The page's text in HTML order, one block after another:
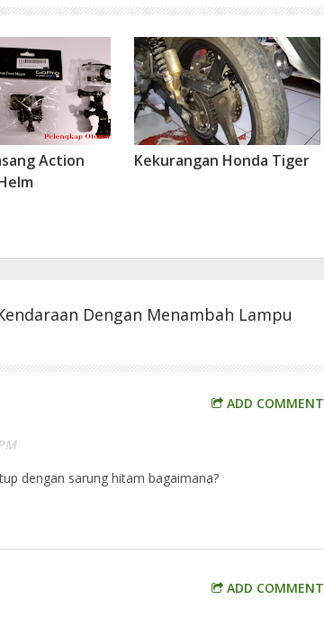
Action
Kekurangan Honda Tiger
Dengan Menambah Lampu
ADD COMMENT
dengan sarung hitam bagaimana?
ADD COMMENT